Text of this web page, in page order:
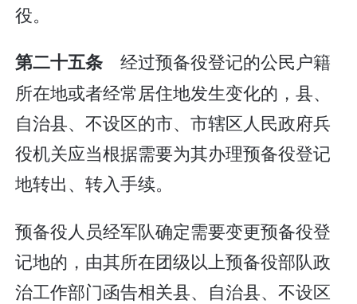
役。
第二十五条经过预备役登记的公民户籍
所在地或者经常居住地发生变化的，县、
自治县、不设区的市、市辖区人民政府兵
役机关应当根据需要为其办理预备役登记
地转出、转入手续。
预备役人员经军队确定需要变更预备役登
记地的，由其所在团级以上预备役部队政
治工作部门函告相关县、自治县、不设区